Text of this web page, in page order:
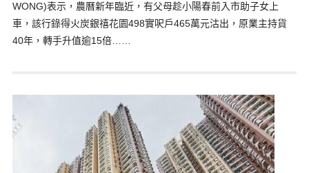
WONG)表示，農曆新年臨近，有父母趁小陽春前入市助子女上
車，該行錄得火炭銀禧花園498實呎戶465萬元沽出，原業主持貨
40年，轉手升值逾15倍……